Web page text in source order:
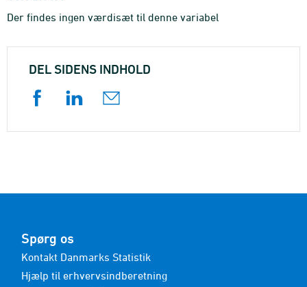
Der findes ingen værdisæt til denne variabel
DEL SIDENS INDHOLD
Spørg os
Kontakt Danmarks Statistik
Hjælp til erhvervsindberetning